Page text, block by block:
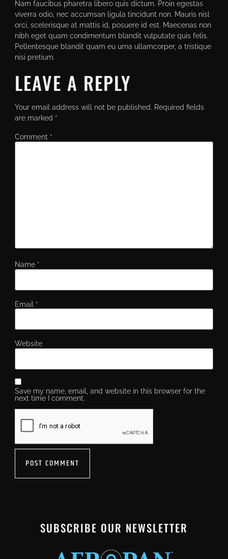
Nam faucibus pharetra libero quis dictum. Proin egestas
viverra odio, nec accumsan ligula tincidunt non. Mauris nisl
orci, scelerisque at mattis id, posuere id est. Maecenas non
nibh eget quam condimentum blandit vulputate quis felis.
Pellentesque blandit quam eu urna ullamcorper, a tristique
nisi pretium.
LEAVE A REPLY
Your email address will not be published. Required fields
are marked *
Comment *
Name *
Email *
Website
Save my name, email, and website in this browser for the
next time I comment.
SUBSCRIBE OUR NEWSLETTER